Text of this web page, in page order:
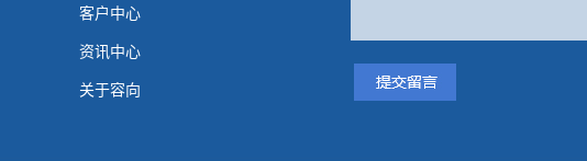
客户中心
资讯中心
关于容向